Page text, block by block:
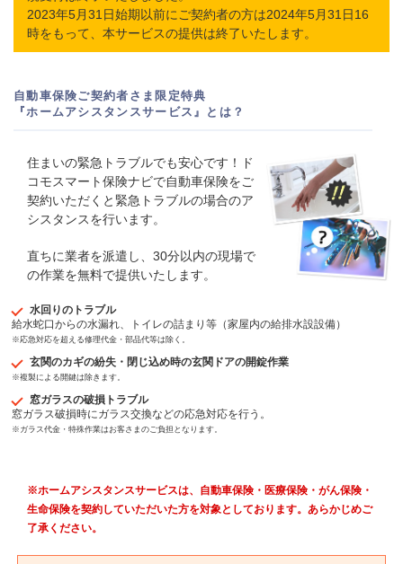
2023年5月31日始期以前にご契約者の方は2024年5月31日16
時をもって、本サービスの提供は終了いたします。
自動車保険ご契約者さま限定特典
『ホームアシスタンスサービス』とは？
住まいの緊急トラブルでも安心です！ド
コモスマート保険ナビで自動車保険をご
契約いただくと緊急トラブルの場合のア
シスタンスを行います。
直ちに業者を派遣し、30分以内の現場で
の作業を無料で提供いたします。
水回りのトラブル
給水蛇口からの水漏れ、トイレの詰まり等（家屋内の給排水設設備）
※応急対応を超える修理代金・部品代等は除く。
玄関のカギの紛失・閉じ込め時の玄関ドアの開錠作業
※複製による開鍵は除きます。
窓ガラスの破損トラブル
窓ガラス破損時にガラス交換などの応急対応を行う。
※ガラス代金・特殊作業はお客さまのご負担となります。
※ホームアシスタンスサービスは、自動車保険・医療保険・がん保険・
生命保険を契約していただいた方を対象としております。あらかじめご
了承ください。